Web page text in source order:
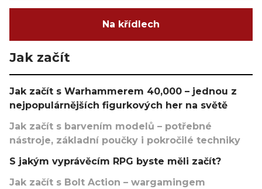
Na křídlech
Jak začít
Jak začít s Warhammerem 40,000 – jednou z
nejpopulárnějších figurkových her na světě
Jak začít s barvením modelů – potřebné
nástroje, základní poučky i pokročilé techniky
S jakým vyprávěcím RPG byste měli začít?
Jak začít s Bolt Action – wargamingem